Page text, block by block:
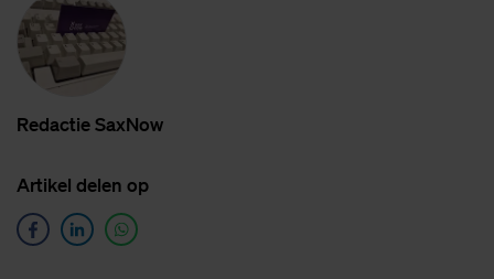
Re­dac­tie SaxNow
Ar­ti­kel de­len op